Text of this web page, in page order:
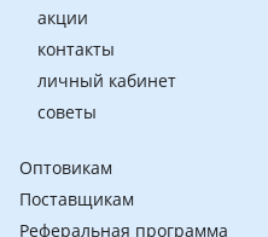
акции
контакты
личный кабинет
советы
Оптовикам
Поставщикам
Реферальная программа